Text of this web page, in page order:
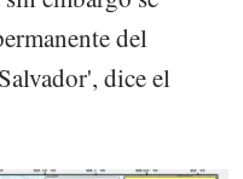
del
dice el